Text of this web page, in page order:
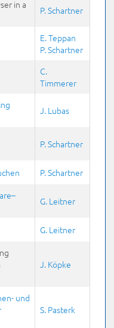
in a
P. Schartner
E. Teppan
P. Schartner
C.
Timmerer
J. Lubas
P. Schartner
P. Schartner
G. Leitner
G. Leitner
J. Köpke
und
S. Pasterk